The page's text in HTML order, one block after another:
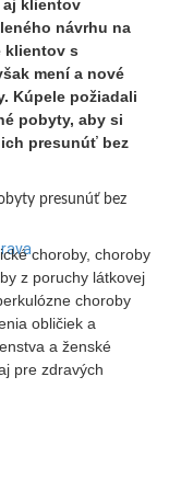
aj klientov
návrhu na
klientov s
mení a nové
Kúpele požiadali
pobyty, aby si
presunúť bez
choroby, choroby
z poruchy látkovej
choroby
obličiek a
a ženské
pre zdravých